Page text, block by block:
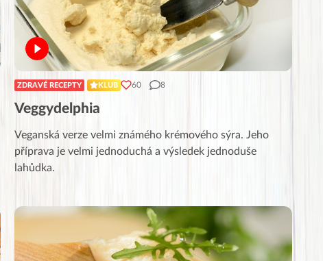
ZDRAVÉ RECEPTY KLUB 60 8
Veggydelphia
Veganská verze velmi známého krémového sýra. Jeho
příprava je velmi jednoduchá a výsledek jednoduše
lahůdka.